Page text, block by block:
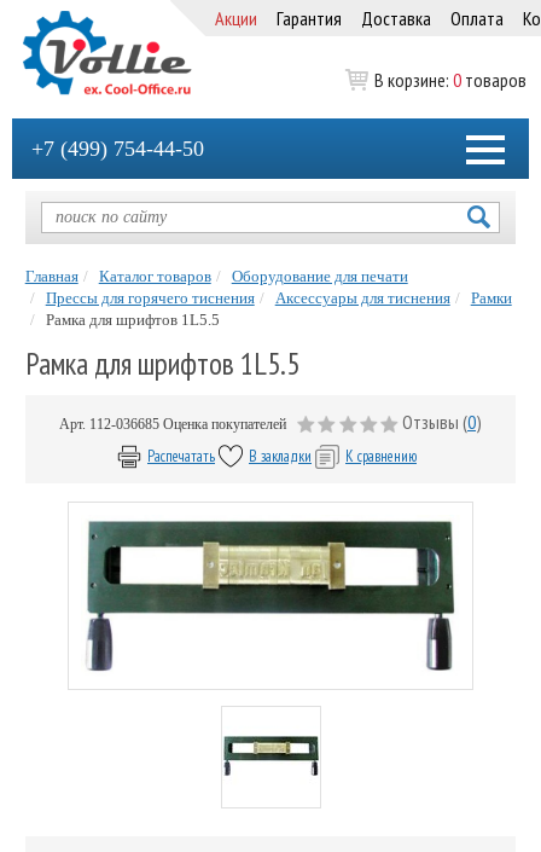
Акции Гарантия Доставка Оплата
В корзине: 0 товаров
+7 (499) 754-44-50
Главная Каталог товаров
Оборудование для печати
Прессы для горячего тиснения
Аксессуары для тиснения
Рамки
Рамка для шрифтов 1L5.5
Рамка для шрифтов 1L5.5
Арт. 112-036685 Оценка покупателей Отзывы (0)
Распечатать В закладки К сравнению